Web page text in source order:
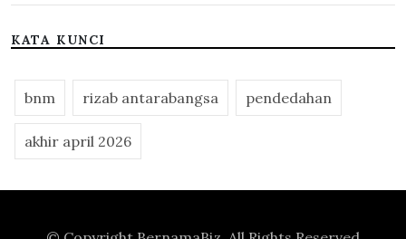
KATA KUNCI
bnm rizab antarabangsa pendedahan
akhir april 2026